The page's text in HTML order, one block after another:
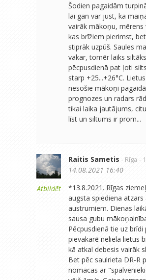
Šodien pagaidām
lai gan var just, ka
vairāk mākoņu, mērens
kas brīžiem pierimst,
stiprāk uzpūš. Saules
vakar, tomēr laiks
pēcpusdienā pat ļoti
starp +25...+26°C.
nesošie mākoņi
prognozes un radars
tikai laika jautājums,
līst un siltums ir prom...
Atbildēt
Raitis Sametis - Rīga -
14.08.2021 16:40
*13.8.2021. Rīgas
augsta spiediena atzars
austrumiem. Dienas
sausa gubu
Pēcpusdienā tie uz brīdi
pievakarē neliela lietus
kā atkal debesis vairāk
Bet pēc saulrieta DR-R
nomācās ar